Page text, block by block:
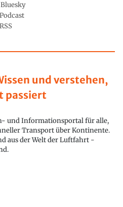
und verstehen,
passiert
und Informationsportal für alle,
Transport über Kontinente.
aus der Welt der Luftfahrt -
Bluesky
Podcast
RSS